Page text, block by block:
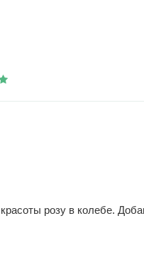
розу в колебе.